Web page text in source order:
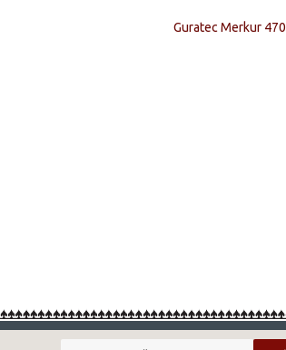
Guratec Merkur 470